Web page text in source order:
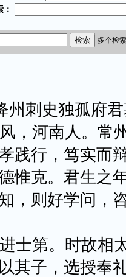
刺史独孤府君
河南人。常
践行，笃实而
惟克。君生之
，则好学问，
第。时故相
其子，选授奉